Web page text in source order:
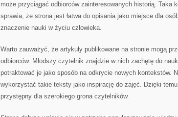
może przyciągać odbiorców zainteresowanych historią. Taka
sprawia, że strona jest łatwa do opisania jako miejsce dla
znaczenie nauki w życiu człowieka.
Warto zauważyć, że artykuły publikowane na stronie mogą
odbiorców. Młodszy czytelnik znajdzie w nich zachętę do
potraktować je jako sposób na odkrycie nowych kontekstów.
wykorzystać takie teksty jako inspirację do zajęć. Dzięki
przystępny dla szerokiego grona czytelników.